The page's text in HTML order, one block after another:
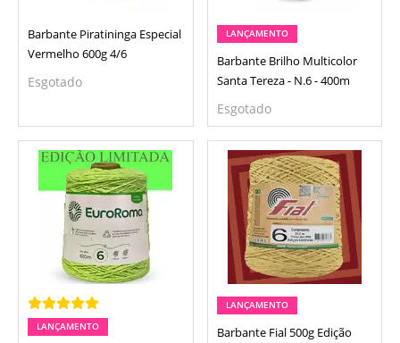
Barbante Piratininga Especial
Vermelho 600g 4/6
Esgotado
LANÇAMENTO
Barbante Brilho Multicolor
Santa Tereza - N.6 - 400m
Esgotado
LANÇAMENTO
LANÇAMENTO
Barbante Fial 500g Edição